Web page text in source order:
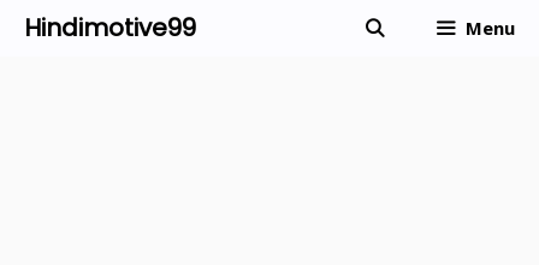
SkipHindimotive99 Menu